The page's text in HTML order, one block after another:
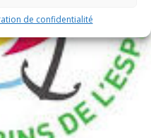
de confidentialité